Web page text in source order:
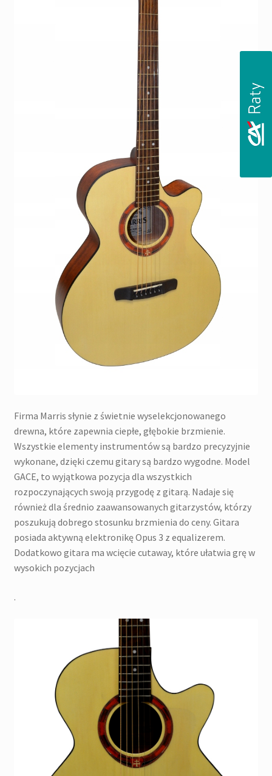
Firma Marris słynie z świetnie wyselekcjonowanego
drewna, które zapewnia ciepłe, głębokie brzmienie.
Wszystkie elementy instrumentów są bardzo precyzyjnie
wykonane, dzięki czemu gitary są bardzo wygodne. Model
GACE, to wyjątkowa pozycja dla wszystkich
rozpoczynających swoją przygodę z gitarą. Nadaje się
również dla średnio zaawansowanych gitarzystów, którzy
poszukują dobrego stosunku brzmienia do ceny. Gitara
posiada aktywną elektronikę Opus 3 z equalizerem.
Dodatkowo gitara ma wcięcie cutaway, które ułatwia grę w
wysokich pozycjach
.